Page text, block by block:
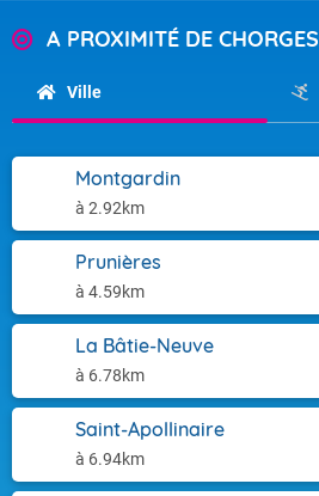
A PROXIMITÉ DE CHORGES
Ville
Montgardin
à 2.92km
Prunières
à 4.59km
La Bâtie-Neuve
à 6.78km
Saint-Apollinaire
à 6.94km